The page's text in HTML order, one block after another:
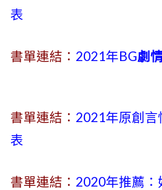
表
書單連結： 2021年BG劇
書單連結： 2021年原創言
表
書單連結： 2020年推薦：